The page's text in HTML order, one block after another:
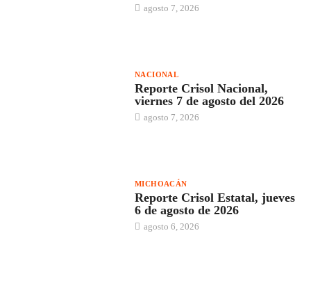
agosto 7, 2026
NACIONAL
Reporte Crisol Nacional,
viernes 7 de agosto del 2026
agosto 7, 2026
MICHOACÁN
Reporte Crisol Estatal, jueves
6 de agosto de 2026
agosto 6, 2026